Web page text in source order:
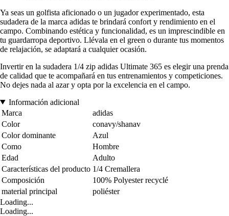
Ya seas un golfista aficionado o un jugador experimentado, esta
sudadera de la marca adidas te brindará confort y rendimiento en el
campo. Combinando estética y funcionalidad, es un imprescindible en
tu guardarropa deportivo. Llévala en el green o durante tus momentos
de relajación, se adaptará a cualquier ocasión.
Invertir en la sudadera 1/4 zip adidas Ultimate 365 es elegir una prenda
de calidad que te acompañará en tus entrenamientos y competiciones.
No dejes nada al azar y opta por la excelencia en el campo.
Información adicional
Marca
adidas
Color
conavy/shanav
Color dominante
Azul
Como
Hombre
Edad
Adulto
Características del producto 1/4 Cremallera
Composición
100% Polyester recyclé
material principal
poliéster
Loading...
Loading...